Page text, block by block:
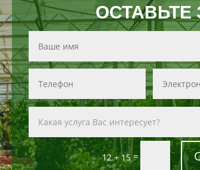
ОСТАВЬТЕ
12 + 15=